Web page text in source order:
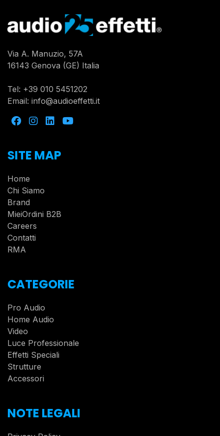
Via A. Manuzio, 57A
16143 Genova (GE) Italia
Tel: +39 010 5451202
Email: info@audioeffetti.it
SITE MAP
Home
Chi Siamo
Brand
MieiOrdini B2B
Careers
Contatti
RMA
CATEGORIE
Pro Audio
Home Audio
Video
Luce Professionale
Effetti Speciali
Strutture
Accessori
NOTE LEGALI